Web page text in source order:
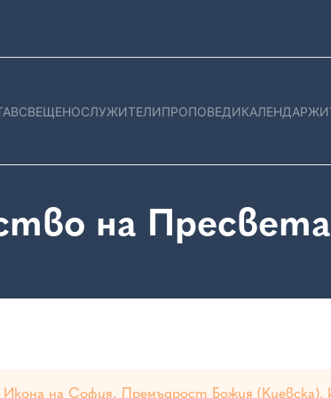
СВЕЩЕНОСЛУЖИТЕЛИПРОПОВЕДИКАЛЕНДАР
на
на София, Премъдрост Божия (Киевска).